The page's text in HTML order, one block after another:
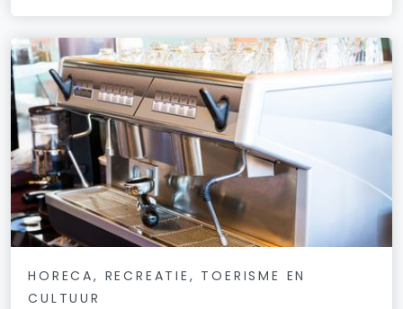
HORECA, RECREATIE, TOERISME EN
CULTUUR